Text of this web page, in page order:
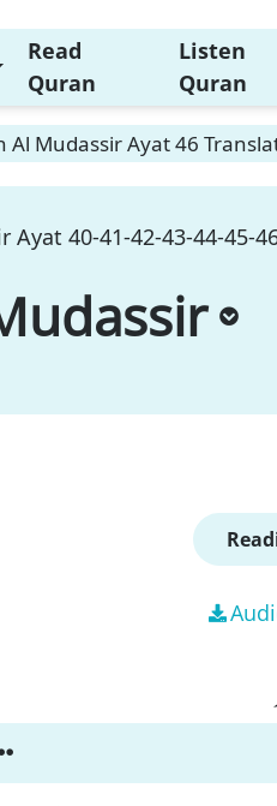
Read
Quran
Listen
Quran
Al Mudassir Ayat 46
Ayat 40-41-42-43-44-45-